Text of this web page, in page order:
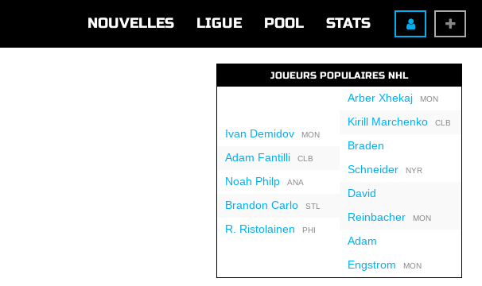
NOUVELLES LIGUE POOL STATS
JOUEURS POPULAIRES NHL
Ivan DemidovMON
Adam FantilliCLB
Noah PhilpANA
Brandon CarloSTL
R. Ristolainen PHI
Arber XhekajMON
Kirill MarchenkoCLB
Braden
SchneiderNYR
David
ReinbacherMON
Adam
Engstrom MON